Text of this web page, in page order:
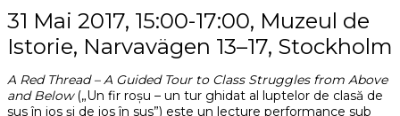
31 Mai 2017, 15:00-17:00, Muzeul de
Istorie, Narvavägen 13–17, Stockholm
A Red Thread – A Guided Tour to Class Struggles from Above
and Below(„Un fir roșu – un tur ghidat al luptelor de clasă de
sus în jos și de jos în sus”) este un lecture performance sub